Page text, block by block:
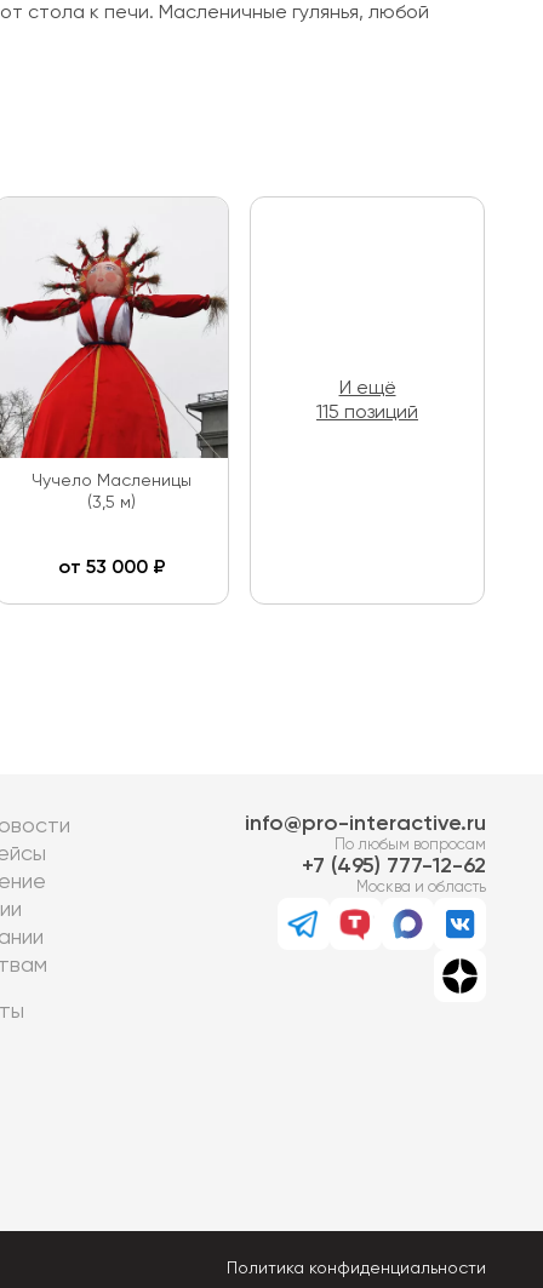
стола к печи. Масленичные гулянья, любой
Чучело Масленицы
(3,5 м)
от 53 000₽
И ещё
115 позиций
info@pro-interactive.ru
По любым вопросам
7 (495) 777-12-62
Москва и область
Политика конфиденциальности